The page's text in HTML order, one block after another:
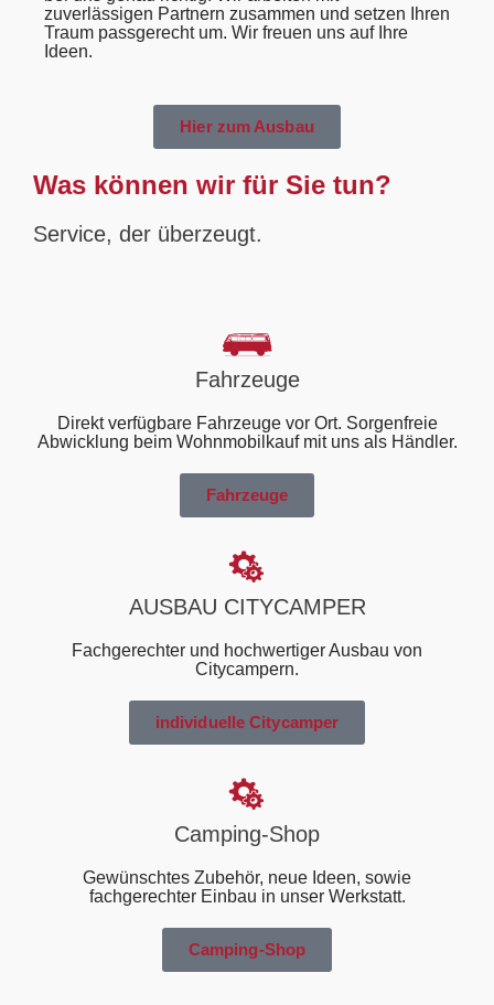
zuverlässigen Partnern zusammen und setzen Ihren
Traum passgerecht um. Wir freuen uns auf Ihre
Ideen.
Hier zum Ausbau
Was können wir für Sie tun?
Service, der überzeugt.
Fahrzeuge
Direkt verfügbare Fahrzeuge vor Ort. Sorgenfreie
Abwicklung beim Wohnmobilkauf mit uns als Händler.
Fahrzeuge
AUSBAU CITYCAMPER
Fachgerechter und hochwertiger Ausbau von
Citycampern.
individuelle Citycamper
Camping-Shop
Gewünschtes Zubehör, neue Ideen, sowie
fachgerechter Einbau in unser Werkstatt.
Camping-Shop